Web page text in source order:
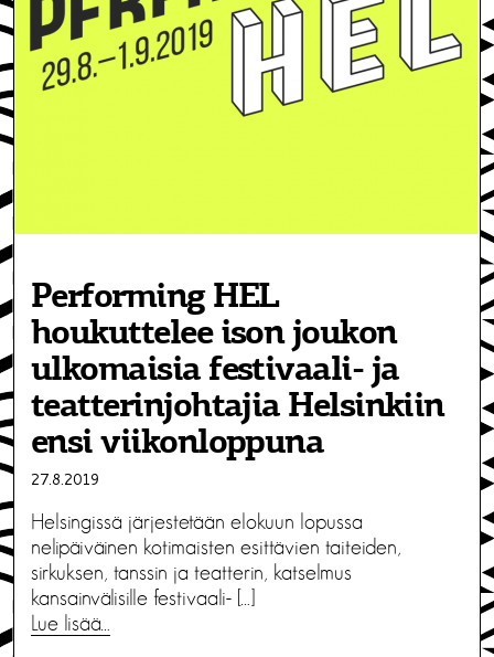
Performing HEL
houkuttelee ison joukon
ulkomaisia festivaali- ja
teatterinjohtajia Helsinkiin
ensi viikonloppuna
27.8.2019
Helsingissä järjestetään elokuun lopussa
nelipäiväinen kotimaisten esittävien taiteiden,
sirkuksen, tanssin ja teatterin, katselmus
kansainvälisille festivaali- […]
Lue lisää…